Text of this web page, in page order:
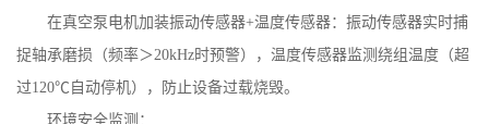
在真空泵电机加装振动传感器+温度传感器：振动传感器实时捕
捉轴承磨损（频率＞20kHz时预警），温度传感器监测绕组温度（超
过120℃自动停机），防止设备过载烧毁。
环境安全监测：